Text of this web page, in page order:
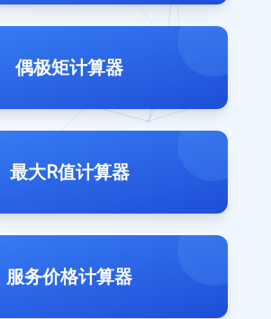
偶极矩计算器
最大R值计算器
服务价格计算器